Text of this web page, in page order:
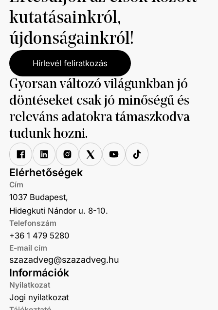
kutatásainkról,
újdonságainkról!
Hírlevél feliratkozás
Gyorsan változó világunkban jó
döntéseket csak jó minőségű és
releváns adatokra támaszkodva
tudunk hozni.
Információk
Nyilatkozat
Jogi nyilatkozat
Elérhetőségek
Cím
1037 Budapest,
Hidegkuti Nándor u. 8-10.
Telefonszám
+36 1 479 5280
E-mail cím
szazadveg@szazadveg.hu